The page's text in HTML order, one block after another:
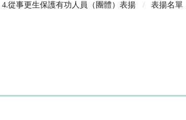
4.從事更生保護有功人員（團體）表揚 表揚名單